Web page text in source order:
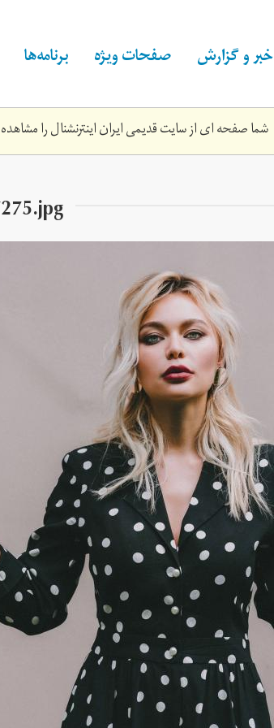
خبر و گزارش صفحات ویژه برنامه‌ها
شما صفحه ای از سایت قدیمی ایران اینترنشنال را